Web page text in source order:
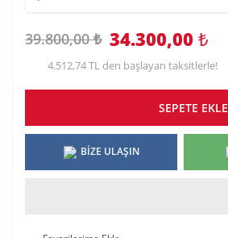
39.800,00 ₺ 34.300,00 ₺
4.512,74 TL den başlayan taksitlerle!
SEPETE EKLE
BİZE ULAŞIN